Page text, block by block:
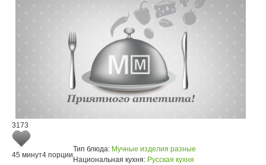
3173
45 минут4 порции
Тип блюда: Мучные изделия разные
Национальная кухня: Русская кухня